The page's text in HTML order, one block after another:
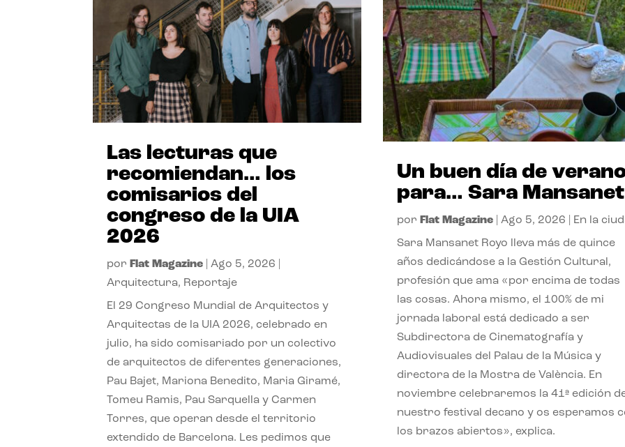
Las lecturas que
recomiendan… los
comisarios del
congreso de la UIA
2026
por Flat Magazine |Ago 5, 2026
Arquitectura, Reportaje
El 29 Congreso Mundial de Arquitectos y
Arquitectas de la UIA 2026, celebrado en
julio, ha sido comisariado por un colectivo
de arquitectos de diferentes generaciones,
Pau Bajet, Mariona Benedito, Maria Giramé,
Tomeu Ramis, Pau Sarquella y Carmen
Torres, que operan desde el territorio
extendido de Barcelona. Les pedimos que
Un buen día de
para… Sara Mansanet
por Flat Magazine| Ago 5, 2026 En la
Sara Mansanet Royo lleva más de quince
años dedicándose a la Gestión Cultural,
profesión que ama «por encima de todas
las cosas. Ahora mismo, el 100% de mi
jornada laboral está dedicado a ser
Subdirectora de Cinematografía y
Audiovisuales del Palau de la Música y
directora de la Mostra de València. En
noviembre celebraremos la 41ª edición
nuestro festival decano y os esperamos
los brazos abiertos», explica.